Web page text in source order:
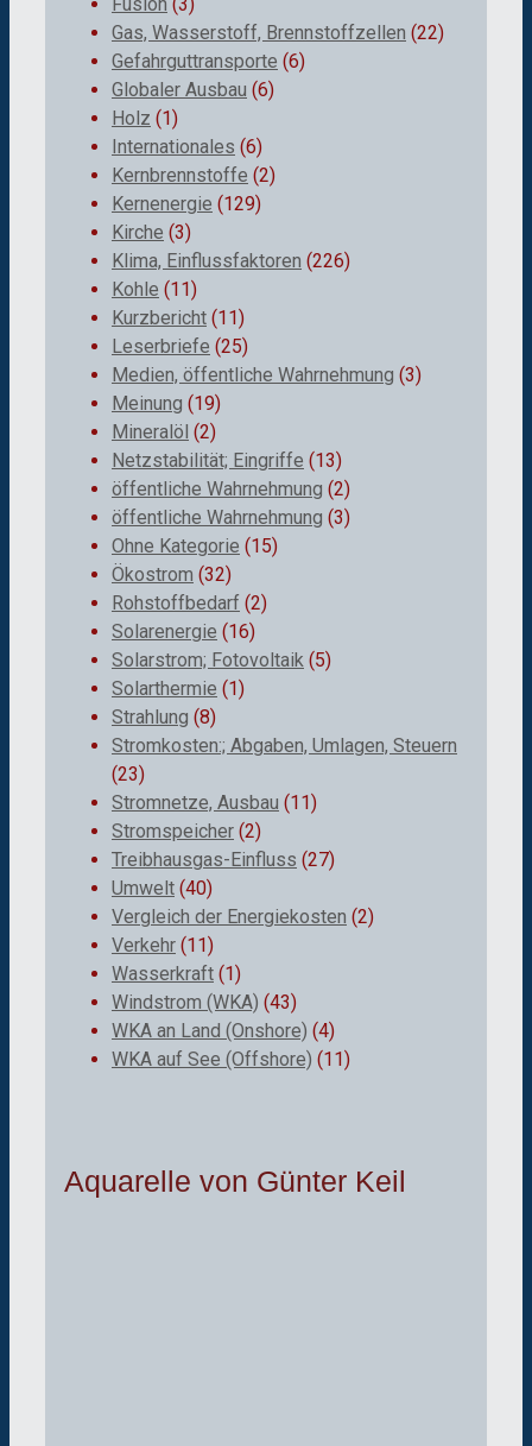
Gas, Wasserstoff, Brennstoffzellen (22)
Gefahrguttransporte (6)
Globaler Ausbau (6)
Holz (1)
Internationales (6)
Kernbrennstoffe (2)
Kernenergie (129)
Kirche (3)
Klima, Einflussfaktoren (226)
Kohle (11)
Kurzbericht (11)
Leserbriefe (25)
Medien, öffentliche Wahrnehmung (3)
Meinung (19)
Mineralöl (2)
Netzstabilität; Eingriffe (13)
öffentliche Wahrnehmung (2)
öffentliche Wahrnehmung (3)
Ohne Kategorie (15)
Ökostrom (32)
Rohstoffbedarf (2)
Solarenergie (16)
Solarstrom; Fotovoltaik (5)
Solarthermie (1)
Strahlung (8)
Stromkosten:; Abgaben, Umlagen, Steuern
(23)
Stromnetze, Ausbau (11)
Stromspeicher (2)
Treibhausgas-Einfluss (27)
Umwelt (40)
Vergleich der Energiekosten (2)
Verkehr (11)
Wasserkraft (1)
Windstrom (WKA) (43)
WKA an Land (Onshore) (4)
WKA auf See (Offshore) (11)
Aquarelle von Günter Keil